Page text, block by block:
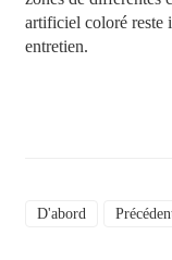
artificiel coloré reste
entretien.
D'abord